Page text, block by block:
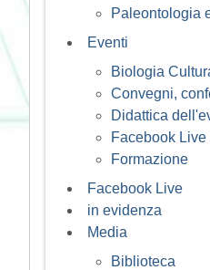
Paleontologia
Eventi
Biologia
Convegni,
Didattica
Facebook Live
Formazione
Facebook Live
in evidenza
Media
Biblioteca